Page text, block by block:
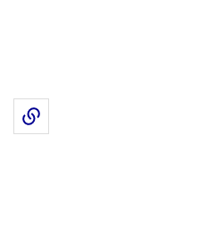
Twitter)
sur LinkedIn
Partager par email